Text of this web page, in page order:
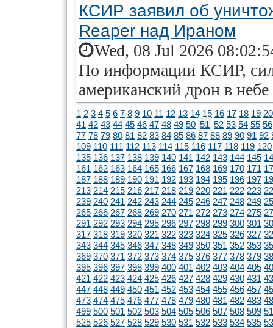
КСИР заявил об
Reaper над Ираном
Wed, 08 Jul 2026
По информации КСИР,
американский дрон в
1 2 3 4 5 6 7 8 9 10 11 12 13 14 15 16 17 18 19 20
41 42 43 44 45 46 47 48 49 50 51 52 53 54 55 56
77 78 79 80 81 82 83 84 85 86 87 88 89 90 91 92
109 110 111 112 113 114 115 116 117 118 119 120
135 136 137 138 139 140 141 142 143 144 145
161 162 163 164 165 166 167 168 169 170 171
187 188 189 190 191 192 193 194 195 196 197
213 214 215 216 217 218 219 220 221 222 223
239 240 241 242 243 244 245 246 247 248 249
265 266 267 268 269 270 271 272 273 274 275
291 292 293 294 295 296 297 298 299 300 301
317 318 319 320 321 322 323 324 325 326 327
343 344 345 346 347 348 349 350 351 352 353
369 370 371 372 373 374 375 376 377 378 379
395 396 397 398 399 400 401 402 403 404 405
421 422 423 424 425 426 427 428 429 430 431
447 448 449 450 451 452 453 454 455 456 457
473 474 475 476 477 478 479 480 481 482 483
499 500 501 502 503 504 505 506 507 508 509
525 526 527 528 529 530 531 532 533 534 535